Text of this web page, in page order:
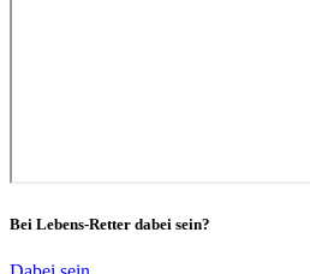
Bei Lebens-Retter dabei sein?